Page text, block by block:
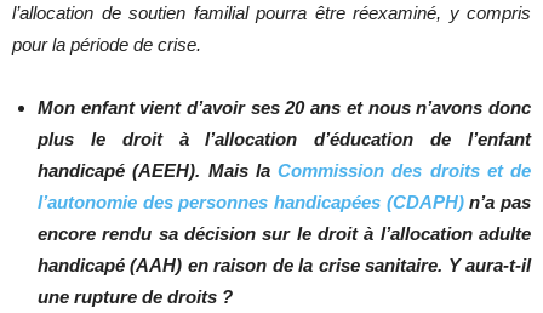
l’allocation de soutien familial pourra être réexaminé, y compris
pour la période de crise.
Mon enfant vient d’avoir ses 20 ans et nous n’avons donc
plus le droit à l’allocation d’éducation de l’enfant
handicapé (AEEH). Mais la Commission des droits et de
l’autonomie des personnes handicapées (CDAPH)n’a pas
encore rendu sa décision sur le droit à l’allocation adulte
handicapé (AAH) en raison de la crise sanitaire. Y aura-t-il
une rupture de droits ?